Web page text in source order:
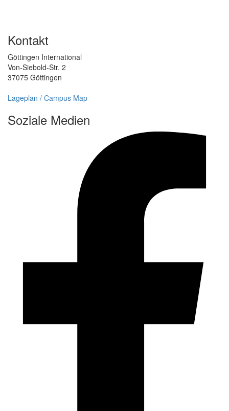
Kontakt
Göttingen International
Von-Siebold-Str. 2
37075 Göttingen
Lageplan / Campus Map
Soziale Medien